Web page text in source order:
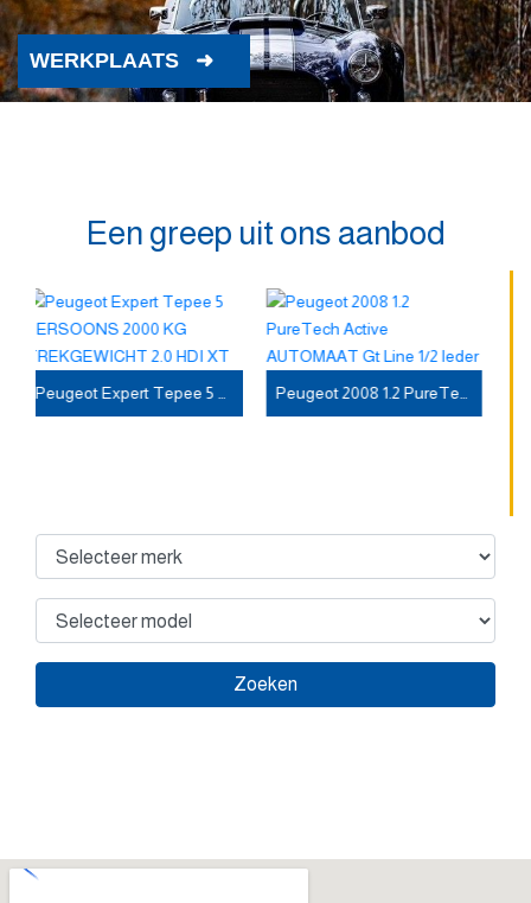
WERKPLAATS
Een greep uit ons aanbod
Peugeot Expert Tepee 5 PERSOONS 2000 KG TREKGEWICHT 2.0 HDI XT Peugeot 2008 1.2 PureTech Active AUTOMAAT Gt Line 1/2 leder
Zoeken